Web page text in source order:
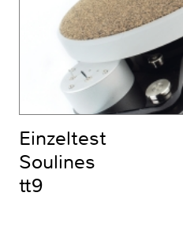
Einzeltest
Soulines
tt9